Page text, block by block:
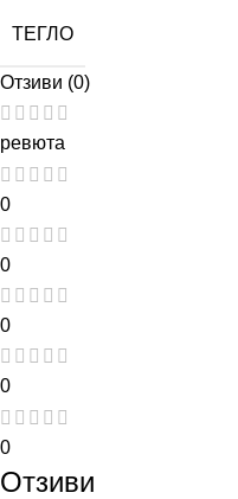
ТЕГЛО
Отзиви (0)
ревюта
0
0
0
0
0
Отзиви